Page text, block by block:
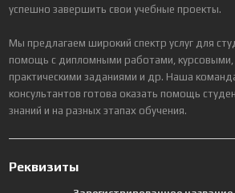
успешно завершить свои учебные проекты.
Мы предлагаем широкий спектр услуг для
помощь с дипломными работами, курсовыми,
практическими заданиями и др. Наша
консультантов готова оказать помощь
знаний и на разных этапах обучения.
Реквизиты